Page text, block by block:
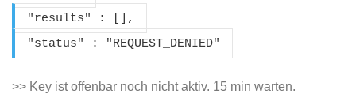
"results" : [],
"status" : "REQUEST_DENIED"
>> Key ist offenbar noch nicht aktiv. 15 min warten.